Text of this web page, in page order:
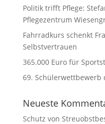
Politik trifft Pflege:
Pflegezentrum
Fahrradkurs schenkt
Selbstvertrauen
365.000 Euro für
69. Schülerwettbewerb
Neueste
Schutz von